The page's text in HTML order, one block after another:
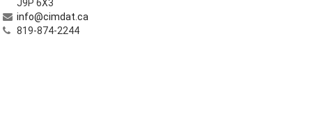
J9P 6X3
info@cimdat.ca
819-874-2244